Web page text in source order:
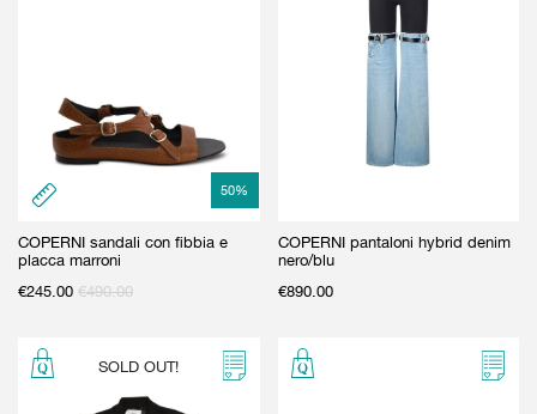
50%
COPERNI sandali con fibbia e
placca marroni
€245.00 €490.00
COPERNI pantaloni hybrid denim
nero/blu
€890.00
SOLD OUT!